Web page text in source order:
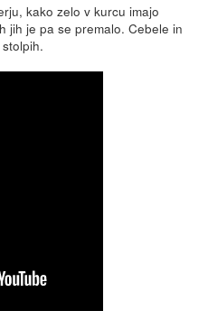
kako zelo v kurcu imajo
jih je pa se premalo. Cebele in